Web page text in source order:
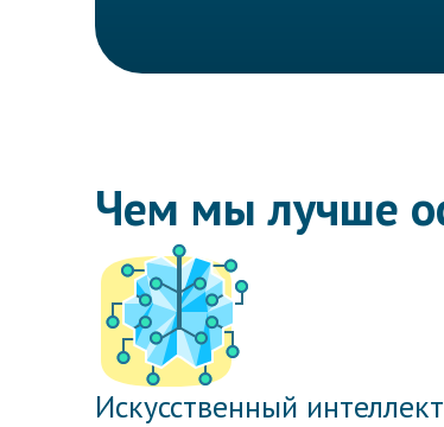
Чем мы лучше
Искусственный интеллект